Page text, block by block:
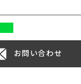
お問い合わせ